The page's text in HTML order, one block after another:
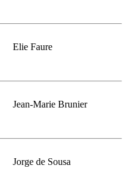
Elie Faure
Jean-Marie Brunier
Jorge de Sousa